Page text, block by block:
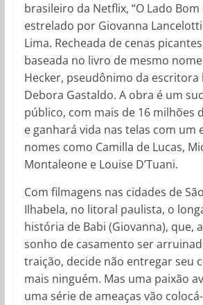
brasileiro da Netflix, “O Lado Bom
estrelado por Giovanna
Lima. Recheada de cenas
baseada no livro de mesmo
Hecker, pseudônimo da escritora
Debora Gastaldo. A obra é um
público, com mais de 16 milhões
e ganhará vida nas telas com um
nomes como Camilla de Lucas,
Montaleone e Louise D’Tuani.
Com filmagens nas cidades de
Ilhabela, no litoral paulista, o
história de Babi (Giovanna), que,
sonho de casamento ser
traição, decide não entregar seu
mais ninguém. Mas uma paixão
uma série de ameaças vão